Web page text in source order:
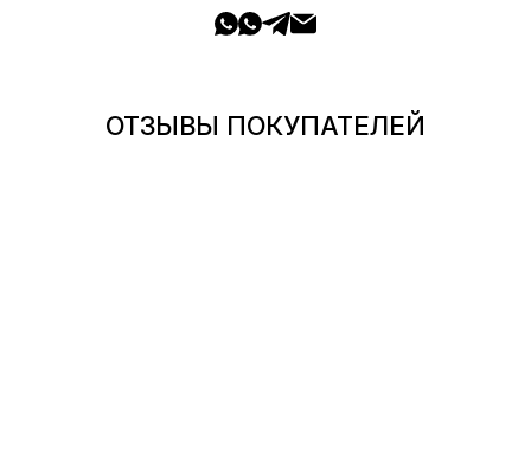
ОТЗЫВЫ ПОКУПАТЕЛЕЙ